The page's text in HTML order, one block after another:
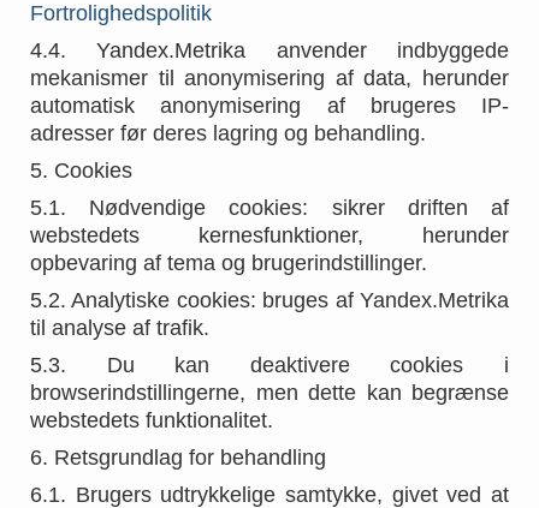
Fortrolighedspolitik
4.4. Yandex.Metrika anvender indbyggede
mekanismer til anonymisering af data, herunder
automatisk anonymisering af brugeres IP-
adresser før deres lagring og behandling.
5. Cookies
5.1. Nødvendige cookies: sikrer driften af
webstedets kernesfunktioner, herunder
opbevaring af tema og brugerindstillinger.
5.2. Analytiske cookies: bruges af Yandex.Metrika
til analyse af trafik.
5.3. Du kan deaktivere cookies i
browserindstillingerne, men dette kan begrænse
webstedets funktionalitet.
6. Retsgrundlag for behandling
6.1. Brugers udtrykkelige samtykke, givet ved at